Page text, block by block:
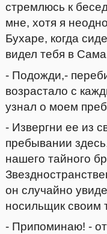
стремлюсь к
мне, хотя я
Бухаре, когда
видел тебя в
- Подожди,-
возрастало с
узнал о моем
- Извергни ее из
пребывании
нашего тайного
он случайно
носильщик своим
- Припоминаю! -